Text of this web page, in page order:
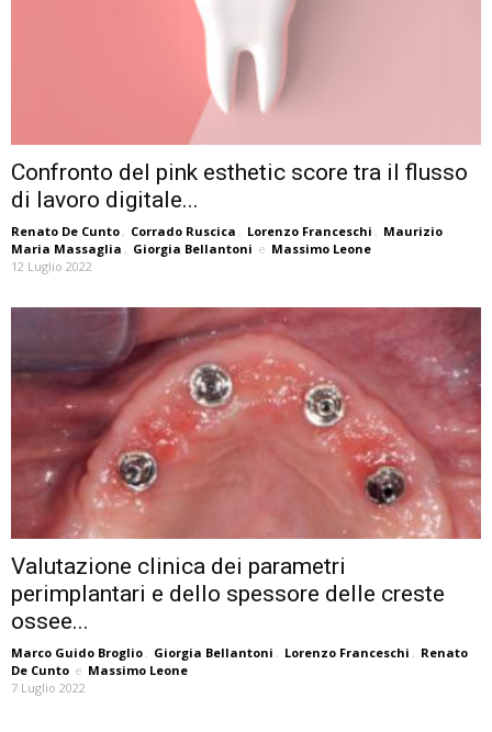
Confronto del pink esthetic score tra il flusso
di lavoro digitale...
Renato De Cunto , Corrado Ruscica , Lorenzo Franceschi , Maurizio
Maria Massaglia , Giorgia Bellantoni e Massimo Leone
12 Luglio 2022
Valutazione clinica dei parametri
perimplantari e dello spessore delle creste
ossee...
Marco Guido Broglio , Giorgia Bellantoni , Lorenzo Franceschi , Renato
De Cunto e Massimo Leone
7 Luglio 2022